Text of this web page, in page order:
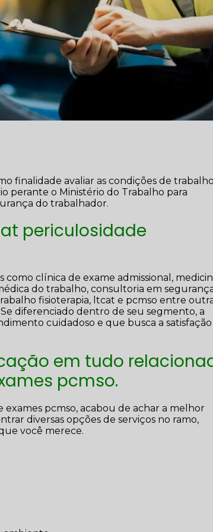
finalidade avaliar as condições de
perante o Ministério do Trabalho para
do trabalhador.
periculosidade
como clínica de exame admissional,
do trabalho, consultoria em
fisioterapia, ltcat e pcmso entre
diferenciado dentro de seu segmento, a
cuidadoso e que busca a
em tudo
pcmso.
pcmso, acabou de achar a melhor
diversas opções de serviços no ramo,
você merece.